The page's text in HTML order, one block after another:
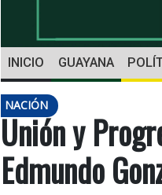
INICIO GUAYANA
NACIÓN
Unión y
Edmundo